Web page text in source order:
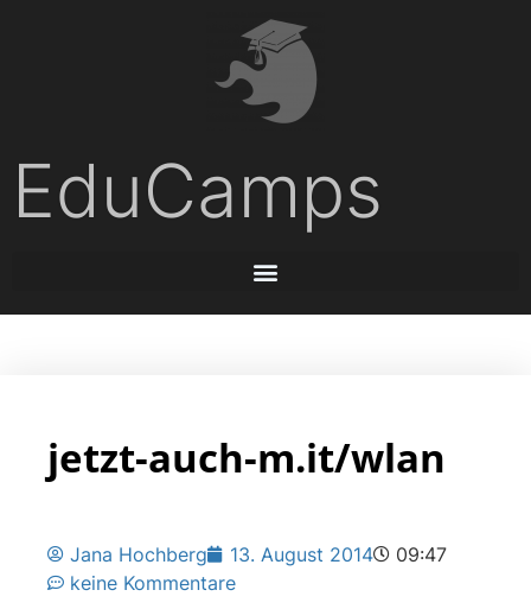
EduCamps
jetzt-auch-m.it/wlan
Jana Hochberg 13. August 2014
09:47
keine Kommentare